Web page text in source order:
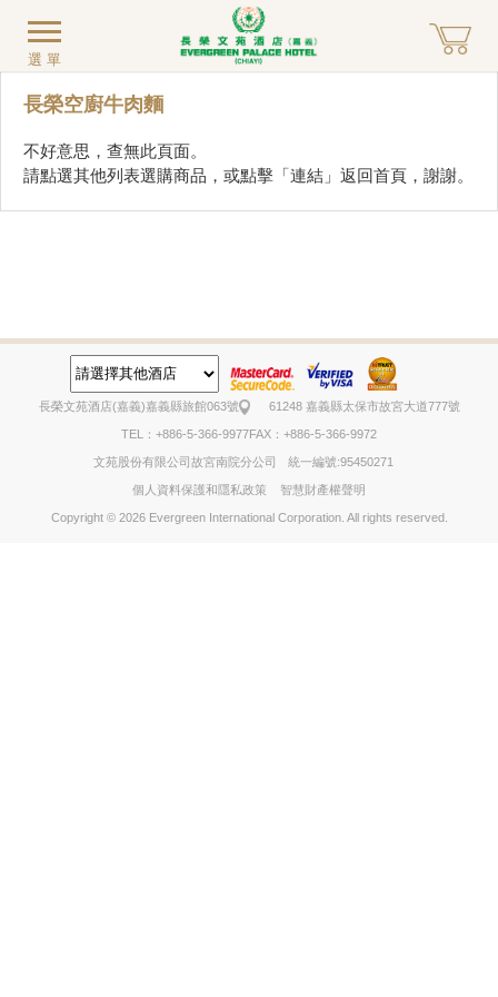
選單
長榮空廚牛肉麵
不好意思，查無此頁面。
請點選其他列表選購商品，或點擊「連結 」返回首頁，謝謝。
長榮文苑酒店(嘉義)嘉義縣旅館063號 61248 嘉義縣太保市故宮大道777號
TEL：+886-5-366-9977FAX：+886-5-366-9972
文苑股份有限公司故宮南院分公司 統一編號:95450271
個人資料保護和隱私政策 智慧財產權聲明
Copyright © 2026 Evergreen International Corporation. All rights reserved.